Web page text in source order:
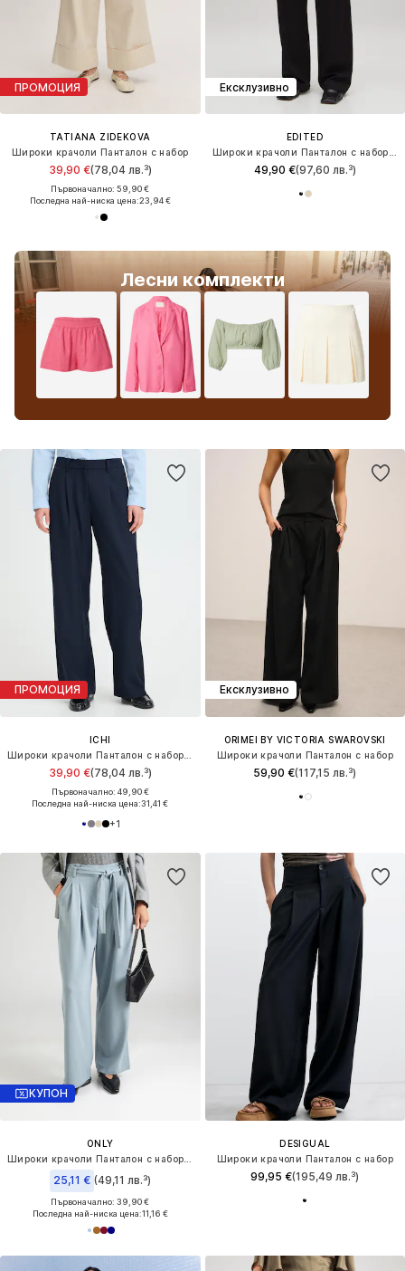
ПРОМОЦИЯ
TATIANA ZIDEKOVA
Широки крачоли Панталон с набор
39,90 €(78,04 лв.³)
Първоначално: 59,90 €
Последна най-ниска цена:23,94 €
Лесни комплекти
Ексклузивно
EDITED
49,90 €(97,60 лв.³)
ПРОМОЦИЯ
ICHI
39,90 €(78,04 лв.³)
Първоначално: 49,90 €
Последна най-ниска цена:31,41 €
+1
Ексклузивно
ORIMEI BY VICTORIA SWAROVSKI
Широки крачоли Панталон с набор
59,90 €(117,15 лв.³)
КУПОН
ONLY
25,11 € (49,11 лв.³)
Първоначално: 39,90 €
Последна най-ниска цена:11,16 €
DESIGUAL
Широки крачоли Панталон с набор
99,95 €(195,49 лв.³)